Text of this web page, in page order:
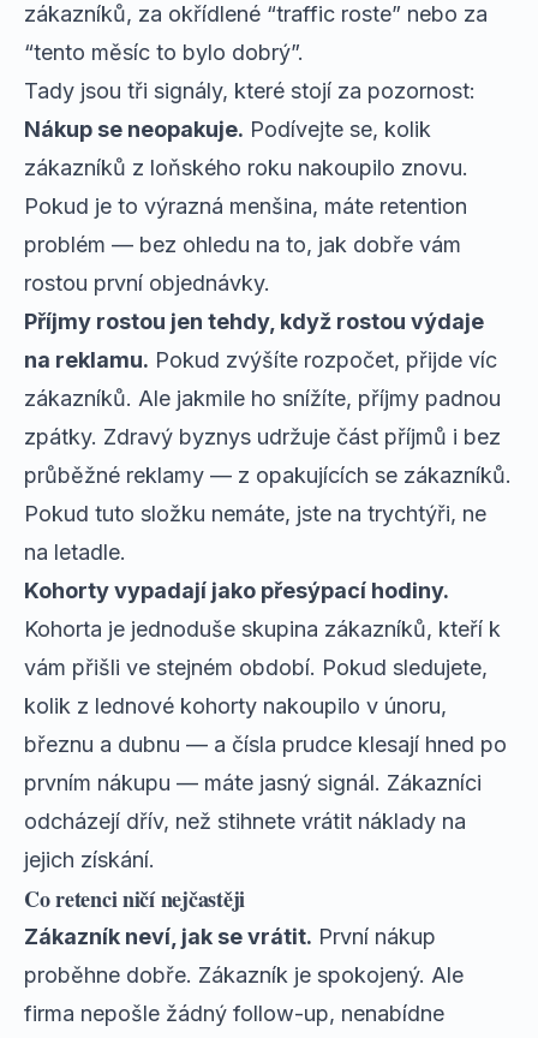
zákazníků, za okřídlené “traffic roste” nebo za
“tento měsíc to bylo dobrý”.
Tady jsou tři signály, které stojí za pozornost:
Nákup se neopakuje. Podívejte se, kolik
zákazníků z loňského roku nakoupilo znovu.
Pokud je to výrazná menšina, máte retention
problém — bez ohledu na to, jak dobře vám
rostou první objednávky.
Příjmy rostou jen tehdy, když rostou výdaje
na reklamu. Pokud zvýšíte rozpočet, přijde víc
zákazníků. Ale jakmile ho snížíte, příjmy padnou
zpátky. Zdravý byznys udržuje část příjmů i bez
průběžné reklamy — z opakujících se zákazníků.
Pokud tuto složku nemáte, jste na trychtýři, ne
na letadle.
Kohorty vypadají jako přesýpací hodiny.
Kohorta je jednoduše skupina zákazníků, kteří k
vám přišli ve stejném období. Pokud sledujete,
kolik z lednové kohorty nakoupilo v únoru,
březnu a dubnu — a čísla prudce klesají hned po
prvním nákupu — máte jasný signál. Zákazníci
odcházejí dřív, než stihnete vrátit náklady na
jejich získání.
Co retenci ničí nejčastěji
Zákazník neví, jak se vrátit. První nákup
proběhne dobře. Zákazník je spokojený. Ale
firma nepošle žádný follow-up, nenabídne